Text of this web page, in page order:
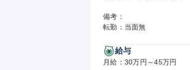
備考：
転勤：当面無
給与
月給：30万円～45万円